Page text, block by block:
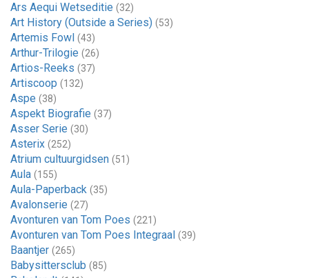
Ars Aequi Wetseditie (32)
Art History (Outside a Series) (53)
Artemis Fowl (43)
Arthur-Trilogie (26)
Artios-Reeks (37)
Artiscoop (132)
Aspe (38)
Aspekt Biografie (37)
Asser Serie (30)
Asterix (252)
Atrium cultuurgidsen (51)
Aula (155)
Aula-Paperback (35)
Avalonserie (27)
Avonturen van Tom Poes (221)
Avonturen van Tom Poes Integraal (39)
Baantjer (265)
Babysittersclub (85)